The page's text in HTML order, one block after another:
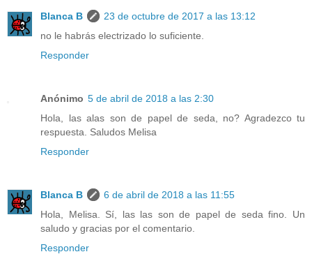
Blanca B
23 de octubre de 2017 a las 13:12
no le habrás electrizado lo suficiente.
Responder
Anónimo 5 de abril de 2018 a las 2:30
Hola, las alas son de papel de seda, no? Agradezco tu
respuesta. Saludos Melisa
Responder
Blanca B
6 de abril de 2018 a las 11:55
Hola, Melisa. Sí, las las son de papel de seda fino. Un
saludo y gracias por el comentario.
Responder